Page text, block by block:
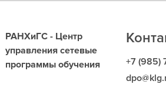
РАНХиГС - Центр
управления сетевые
программы обучения
+7 (985)